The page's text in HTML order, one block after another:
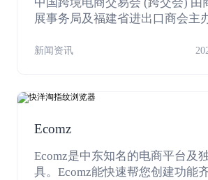
展事务局及福建省进出口商会主
1年是跨交会开启元年，也是目
新闻资讯
Ecomz
Ecomz是中东知名的电商平台及
具。Ecomz能快速帮您创建功能